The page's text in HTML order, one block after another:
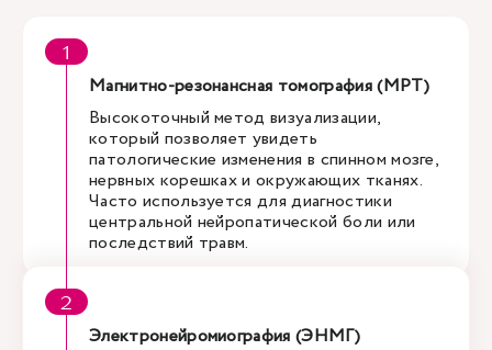
Магнитно-резонансная томография (МРТ)
Высокоточный метод визуализации,
который позволяет увидеть
патологические изменения в спинном мозге,
нервных корешках и окружающих тканях.
Часто используется для диагностики
центральной нейропатической боли или
последствий травм.
Электронейромиография (ЭНМГ)